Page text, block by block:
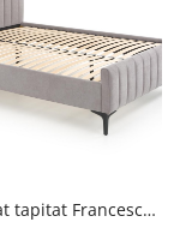
Halmar Pat tapitat Francesca Gri – 160×200 cm